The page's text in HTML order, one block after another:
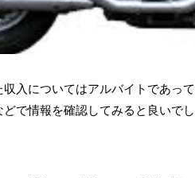
収入についてはアルバイトであっ
で情報を確認してみると良いでし